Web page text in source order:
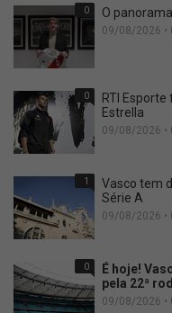
0 O
09/08/2026 •
0
RTI
Estrella
09/08/2026 •
1
Vasco tem
Série A
09/08/2026 •
0
É hoje!
pela 22ª
09/08/2026 •